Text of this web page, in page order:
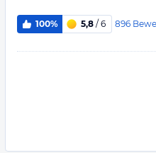
100% 5,8 / 6 896